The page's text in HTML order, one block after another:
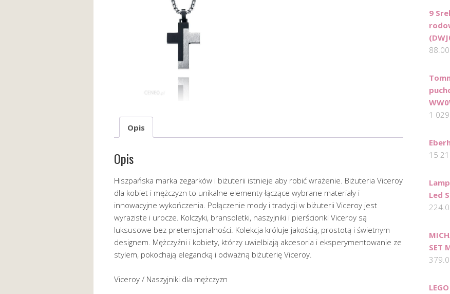
Opis
Opis
Hiszpańska marka zegarków i biżuterii istnieje aby robić wrażenie. Biżuteria Viceroy
dla kobiet i mężczyzn to unikalne elementy łączące wybrane materiały i
innowacyjne wykończenia. Połączenie mody i tradycji w biżuterii Viceroy jest
wyraziste i urocze. Kolczyki, bransoletki, naszyjniki i pierścionki Viceroy są
luksusowe bez pretensjonalności. Kolekcja króluje jakością, prostotą i świetnym
designem. Mężczyźni i kobiety, którzy uwielbiają akcesoria i eksperymentowanie ze
stylem, pokochają elegancką i odważną biżuterię Viceroy.
Viceroy / Naszyjniki dla mężczyzn
9
88.00
1
15
Led
SET